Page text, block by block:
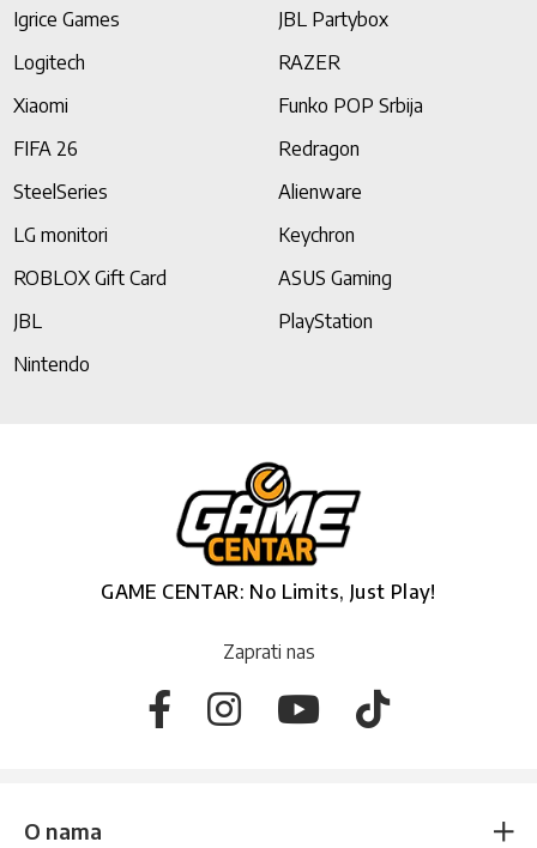
Igrice Games
JBL Partybox
Logitech
RAZER
Xiaomi
Funko POP Srbija
FIFA 26
Redragon
SteelSeries
Alienware
LG monitori
Keychron
ROBLOX Gift Card
ASUS Gaming
JBL
PlayStation
Nintendo
GAME CENTAR: No Limits, Just Play!
Zaprati nas
O nama